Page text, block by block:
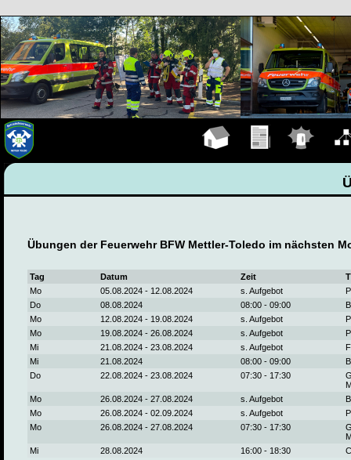
Übungen der Feuerwehr BFW Mettler-Toledo im nächsten
Tag Datum Zeit
Mo
05.08.2024 - 12.08.2024 s. Aufgebot
Do
08.08.2024 08:00 - 09:00
Mo
12.08.2024 - 19.08.2024 s. Aufgebot
Mo
19.08.2024 - 26.08.2024 s. Aufgebot
Mi
21.08.2024 - 23.08.2024 s. Aufgebot
Mi
21.08.2024 08:00 - 09:00
Do
22.08.2024 - 23.08.2024 07:30 - 17:30
Mo
26.08.2024 - 27.08.2024 s. Aufgebot
Mo
26.08.2024 - 02.09.2024 s. Aufgebot
Mo
26.08.2024 - 27.08.2024 07:30 - 17:30
Mi
28.08.2024 16:00 - 18:30